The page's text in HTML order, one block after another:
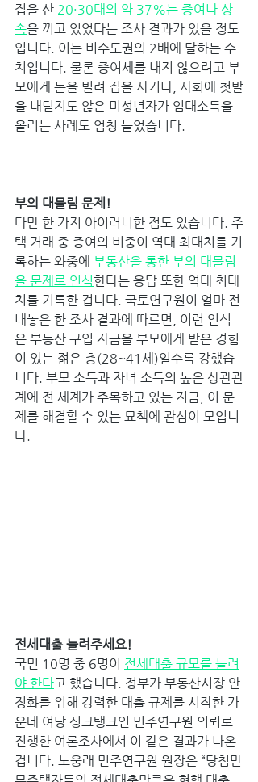
집을 산 20·30대의 약 37%는 증여나 상
속을 끼고 있었다는 조사 결과가 있을 정도
입니다. 이는 비수도권의 2배에 달하는 수
치입니다. 물론 증여세를 내지 않으려고 부
모에게 돈을 빌려 집을 사거나, 사회에 첫발
을 내딛지도 않은 미성년자가 임대소득을
올리는 사례도 엄청 늘었습니다.
부의 대물림 문제!
다만 한 가지 아이러니한 점도 있습니다. 주
택 거래 중 증여의 비중이 역대 최대치를 기
록하는 와중에 부동산을 통한 부의 대물림
을 문제로 인식한다는 응답 또한 역대 최대
치를 기록한 겁니다. 국토연구원이 얼마 전
내놓은 한 조사 결과에 따르면, 이런 인식
은 부동산 구입 자금을 부모에게 받은 경험
이 있는 젊은 층(28~41세)일수록 강했습
니다. 부모 소득과 자녀 소득의 높은 상관관
계에 전 세계가 주목하고 있는 지금, 이 문
제를 해결할 수 있는 묘책에 관심이 모입니
다.
전세대출 늘려주세요!
국민 10명 중 6명이 전세대출 규모를 늘려
야 한다고 했습니다. 정부가 부동산시장 안
정화를 위해 강력한 대출 규제를 시작한 가
운데 여당 싱크탱크인 민주연구원 의뢰로
진행한 여론조사에서 이 같은 결과가 나온
겁니다. 노웅래 민주연구원 원장은 “당첨만